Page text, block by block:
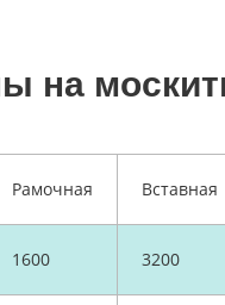
на
Рамочная Вставная
1600 3200